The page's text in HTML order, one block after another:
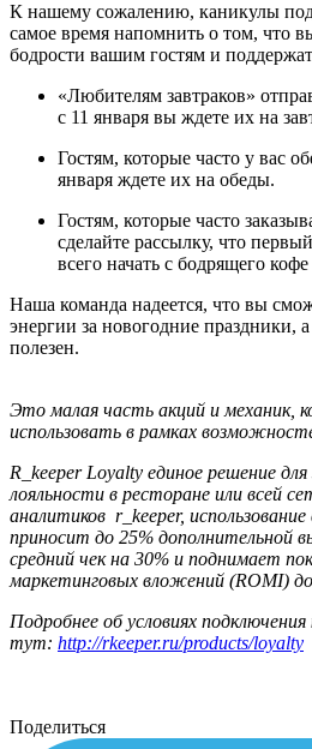
К нашему сожалению, каникулы
самое время напомнить о том, что
бодрости вашим гостям и
«Любителям завтраков»
с 11 января вы ждете их на
Гостям, которые часто у вас
января ждете их на обеды.
Гостям, которые часто
сделайте рассылку, что
всего начать с бодрящего
Наша команда надеется, что вы
энергии за новогодние праздники,
полезен.
Это малая часть акций и механик,
использовать в рамках
R_keeper Loyalty единое решение
лояльности в ресторане или всей
аналитиков r_keeper, использование
приносит до 25% дополнительной
средний чек на 30% и поднимает
маркетинговых вложений (ROMI)
Подробнее об условиях подключения
тут: http://rkeeper.ru/products/loyalty
Поделиться